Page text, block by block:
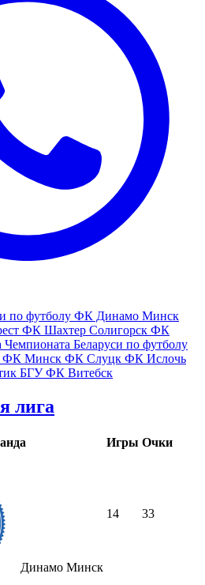
по футболу ФК Динамо Минск
ФК Шахтер Солигорск ФК
Чемпионата Беларуси по футболу
ФК Минск ФК Слуцк ФК Ислочь
БГУФК Витебск
лига
Игры Очки
Динамо Минск
14 33